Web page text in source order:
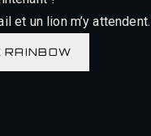
et un lion m’y